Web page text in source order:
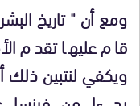
ومع أن " تاريخ
قام عليها تقدم
ويكفي لنتبين ذلك